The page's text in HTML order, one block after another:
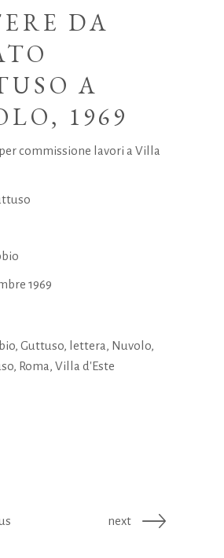
DA
A
1969
commissione lavori a Villa
1969
, Guttuso, lettera, Nuvolo,
, Roma, Villa d'Este
next